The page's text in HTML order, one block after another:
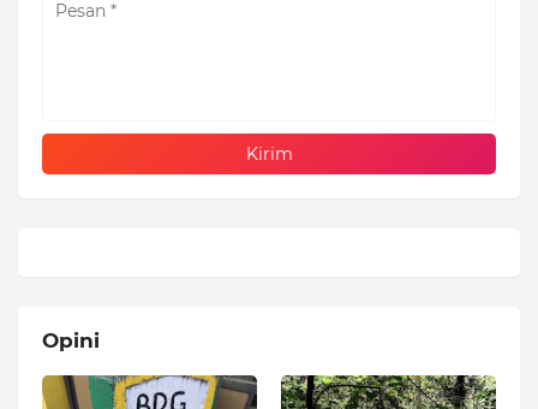
Opini